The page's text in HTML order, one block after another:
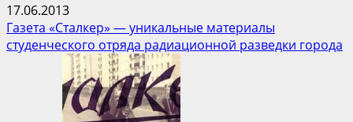
17.06.2013
Газета «Сталкер» — уникальные материалы
студенческого отряда радиационной разведки города